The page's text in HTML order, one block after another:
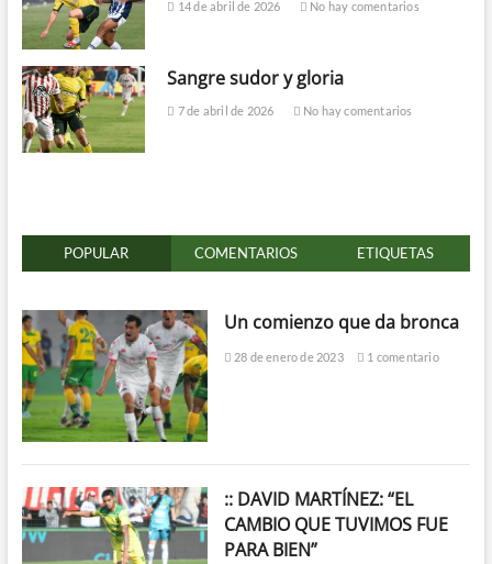
14 de abril de 2026 No hay comentarios
Sangre sudor y gloria
7 de abril de 2026 No hay comentarios
POPULAR COMENTARIOS ETIQUETAS
Un comienzo que da bronca
28 de enero de 2023 1 comentario
:: DAVID MARTÍNEZ: “EL
CAMBIO QUE TUVIMOS FUE
PARA BIEN”